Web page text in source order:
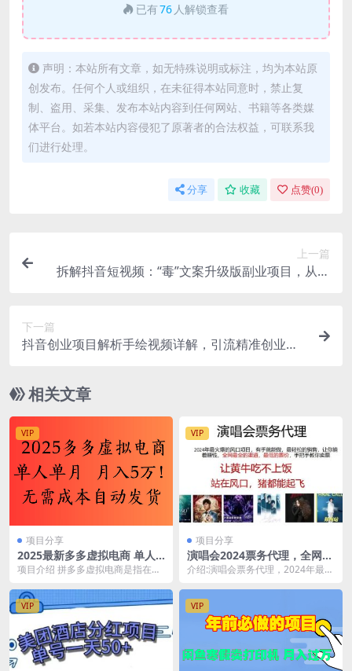
已有76 人解锁查看
声明：本站所有文章，如无特殊说明或标注，均为本站原
创发布。任何个人或组织，在未征得本站同意时，禁止复
制、盗用、采集、发布本站内容到任何网站、书籍等各类媒
体平台。如若本站内容侵犯了原著者的合法权益，可联系我
们进行处理。
分享 收藏 点赞(0)
上一篇
拆解抖音短视频：“毒”文案升级版副业项目，从制
下一篇
抖音创业项目解析手绘视频详解，引流精准创业粉
相关文章
VIP
项目分享
2025最新多多虚拟电商 单人
单月 月入5万保姆级教程！
项目介绍 拼多多虚拟电商是指在拼
品，如学习资料，软...
VIP
项目分享
演唱会2024票务代理，全网最
低的票价，手把手教你卖票，
介绍:演唱会票务代理，2024年最火
全面的票务渠道...
VIP VIP